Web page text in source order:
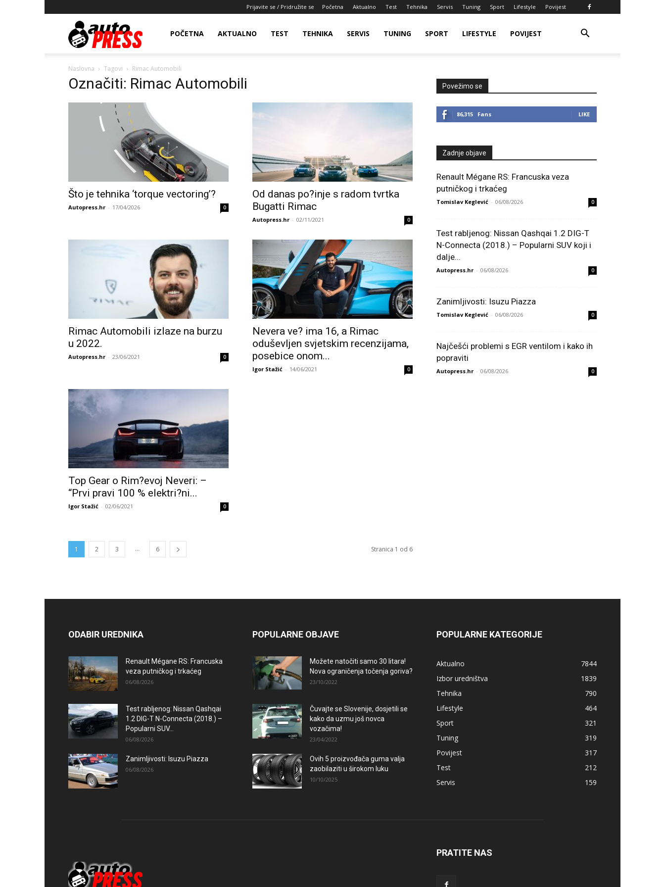
Prijavite se / Pridružite se Početna Aktualno Test Tehnika Servis Tuning Sport Lifestyle Povijest
AutopressHRPOČETNA AKTUALNO TEST TEHNIKA SERVIS TUNING SPORT LIFESTYLE POVIJEST
Naslovna Tagovi Rimac Automobili
Označiti: Rimac Automobili
Što je tehnika ‘torque vectoring’?
Autopress.hr - 17/04/2026 0
Od danas po?inje s radom tvrtka
Bugatti Rimac
Autopress.hr - 02/11/2021 0
Rimac Automobili izlaze na burzu
u 2022.
Autopress.hr - 23/06/2021 0
Nevera ve? ima 16, a Rimac
oduševljen svjetskim recenzijama,
posebice onom...
Igor Stažić - 14/06/2021 0
Top Gear o Rim?evoj Neveri: –
“Prvi pravi 100 % elektri?ni...
Igor Stažić - 02/06/2021 0
1 2 3 ... 6 Stranica 1 od 6
Povežimo se
86,315 Fans LIKE
Zadnje objave
Renault Mégane RS: Francuska veza
putničkog i trkaćeg
Tomislav Keglević - 06/08/2026 0
Test rabljenog: Nissan Qashqai 1.2 DIG-T
N-Connecta (2018.) – Popularni SUV koji i
dalje...
Autopress.hr - 06/08/2026 0
Zanimljivosti: Isuzu Piazza
Tomislav Keglević - 06/08/2026 0
Najčešći problemi s EGR ventilom i kako ih
popraviti
Autopress.hr - 06/08/2026 0
ODABIR UREDNIKA
Renault Mégane RS: Francuska
veza putničkog i trkaćeg
06/08/2026
Test rabljenog: Nissan Qashqai
1.2 DIG-T N-Connecta (2018.) –
Popularni SUV...
06/08/2026
Zanimljivosti: Isuzu Piazza
06/08/2026
POPULARNE OBJAVE
Možete natočiti samo 30 litara!
Nova ograničenja točenja goriva?
23/10/2022
Čuvajte se Slovenije, dosjetili se
kako da uzmu još novca
vozačima!
23/04/2022
Ovih 5 proizvođača guma valja
zaobilaziti u širokom luku
10/10/2025
POPULARNE KATEGORIJE
Aktualno
7844
Izbor uredništva
1839
Tehnika
790
Lifestyle
464
Sport
321
Tuning
319
Povijest
317
Test
212
Servis
159
PRATITE NAS